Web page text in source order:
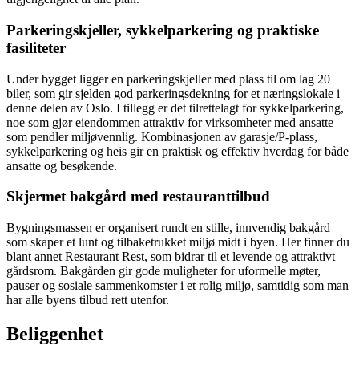
Parkeringskjeller, sykkelparkering og praktiske
fasiliteter
Under bygget ligger en parkeringskjeller med plass til om lag 20
biler, som gir sjelden god parkeringsdekning for et næringslokale i
denne delen av Oslo. I tillegg er det tilrettelagt for sykkelparkering,
noe som gjør eiendommen attraktiv for virksomheter med ansatte
som pendler miljøvennlig. Kombinasjonen av garasje/P-plass,
sykkelparkering og heis gir en praktisk og effektiv hverdag for både
ansatte og besøkende.
Skjermet bakgård med restauranttilbud
Bygningsmassen er organisert rundt en stille, innvendig bakgård
som skaper et lunt og tilbaketrukket miljø midt i byen. Her finner du
blant annet Restaurant Rest, som bidrar til et levende og attraktivt
gårdsrom. Bakgården gir gode muligheter for uformelle møter,
pauser og sosiale sammenkomster i et rolig miljø, samtidig som man
har alle byens tilbud rett utenfor.
Beliggenhet